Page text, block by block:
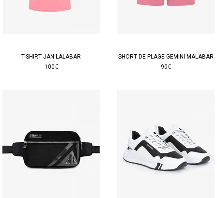
T-SHIRT JAN LALABAR
100€
SHORT DE PLAGE GEMINI MALABAR
90€